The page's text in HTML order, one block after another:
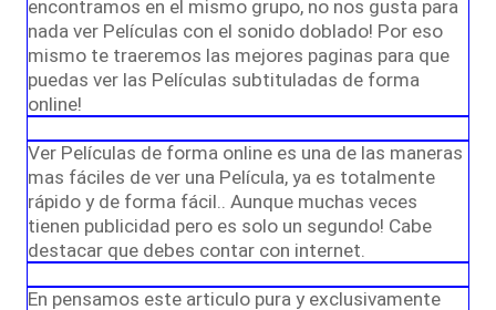
encontramos en el mismo grupo, no nos gusta para
nada ver Películas con el sonido doblado! Por eso
mismo te traeremos las mejores paginas para que
puedas ver las Películas subtituladas de forma
online!
Ver Películas de forma online es una de las maneras
mas fáciles de ver una Película, ya es totalmente
rápido y de forma fácil.. Aunque muchas veces
tienen publicidad pero es solo un segundo! Cabe
destacar que debes contar con internet.
En pensamos este articulo pura y exclusivamente